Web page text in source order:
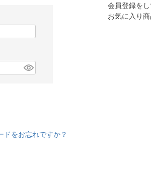
ドをお忘れですか？
会員登録を
お気に入り